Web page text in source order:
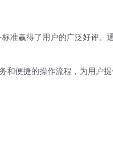
准赢得了用户的广泛好评。
和便捷的操作流程，为用户